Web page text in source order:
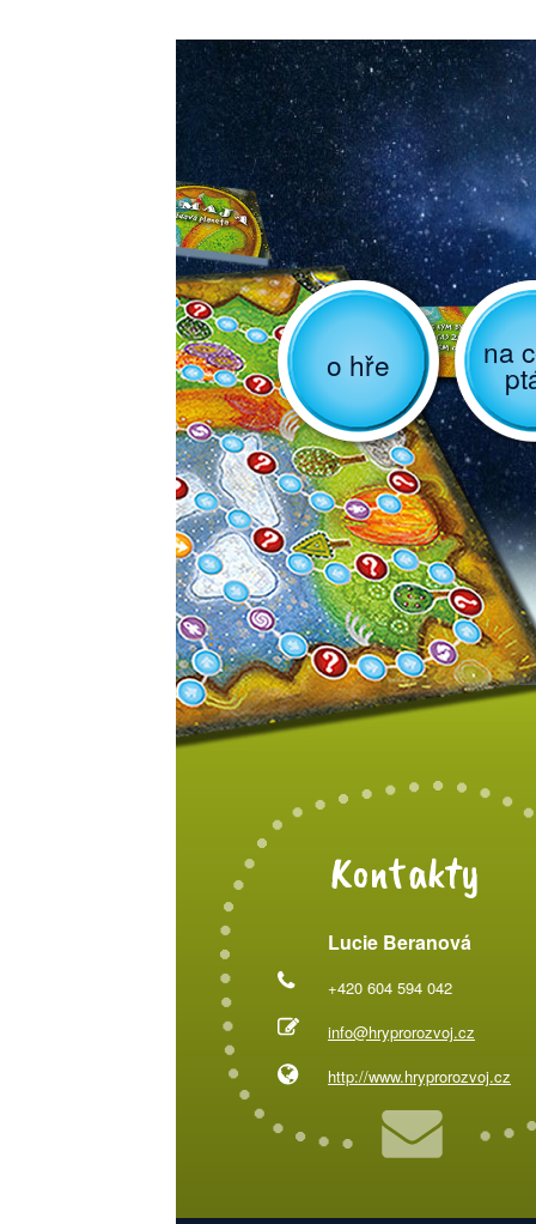
o hře na
Kontakty
Lucie Beranová
+420 604 594 042
info@hryprorozvoj.cz
http://www.hryprorozvoj.cz